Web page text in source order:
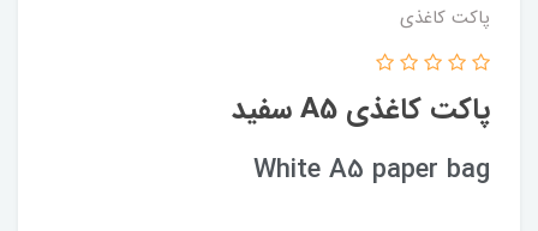
پاکت کاغذی
پاکت کاغذی A5 سفید
White A5 paper bag